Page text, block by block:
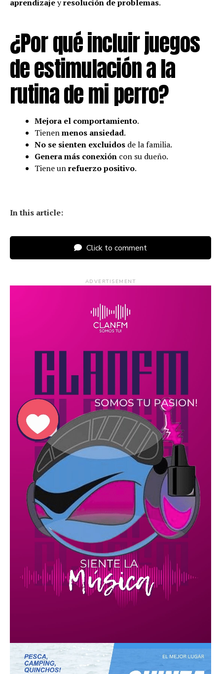
aprendizajeyresolución de problemas.
¿Por qué incluir juegos
de estimulación a la
rutina de mi perro?
Mejora el comportamiento.
Tienenmenos ansiedad.
No se sienten excluidos de la familia.
Genera más conexión con su dueño.
Tiene unrefuerzo positivo.
In this article:
Click to comment
ADVERTISEMENT